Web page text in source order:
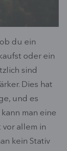
du ein
oder ein
sind
Dies hat
und es
man eine
vor allem in
kein Stativ